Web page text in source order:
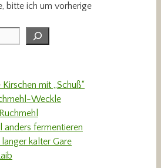
bitte ich um vorherige
mit „Schuß“
Weckle
anders fermentieren
kalter Gare